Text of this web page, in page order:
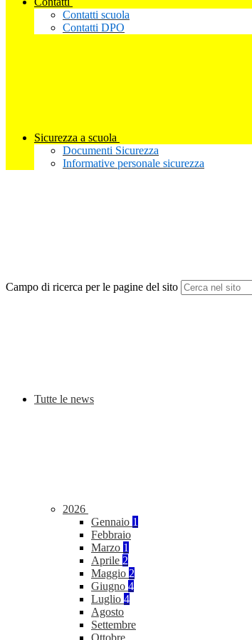
Contatti scuola
Contatti DPO
Sicurezza a scuola
Documenti Sicurezza
Informative personale sicurezza
Campo di ricerca per le pagine del sito
Tutte le news
2026
Gennaio 1
Febbraio
Marzo 1
Aprile 2
Maggio 2
Giugno 4
Luglio 4
Agosto
Settembre